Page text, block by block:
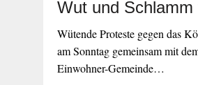
Wut und
Wütende Proteste gegen das
am Sonntag gemeinsam mit
Einwohner-Gemeinde…